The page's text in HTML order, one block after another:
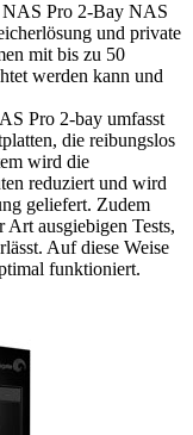
NAS Pro 2-Bay NAS
und private
mit bis zu 50
werden kann und
Pro 2-bay umfasst
die reibungslos
wird die
reduziert und wird
geliefert. Zudem
Art ausgiebigen Tests,
Auf diese Weise
funktioniert.